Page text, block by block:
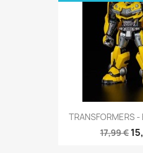
TRANSFORMERS
17,99 €